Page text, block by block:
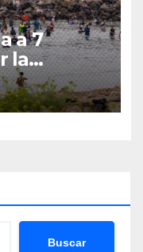
a 7
la
hacia
Buscar